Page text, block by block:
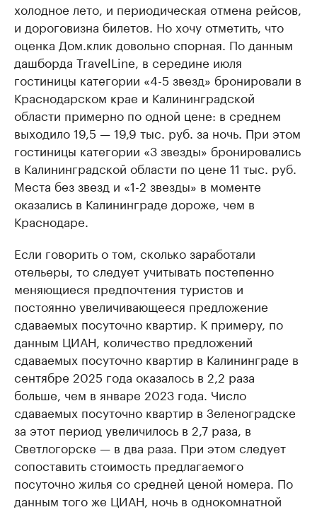
холодное лето, и периодическая отмена рейсов,
и дороговизна билетов. Но хочу отметить, что
оценка Дом.клик довольно спорная. По данным
дашборда TravelLine, в середине июля
гостиницы категории «4-5 звезд» бронировали в
Краснодарском крае и Калининградской
области примерно по одной цене: в среднем
выходило 19,5 — 19,9 тыс. руб. за ночь. При этом
гостиницы категории «3 звезды» бронировались
в Калининградской области по цене 11 тыс. руб.
Места без звезд и «1-2 звезды» в моменте
оказались в Калининграде дороже, чем в
Краснодаре.
Если говорить о том, сколько заработали
отельеры, то следует учитывать постепенно
меняющиеся предпочтения туристов и
постоянно увеличивающееся предложение
сдаваемых посуточно квартир. К примеру, по
данным ЦИАН, количество предложений
сдаваемых посуточно квартир в Калининграде в
сентябре 2025 года оказалось в 2,2 раза
больше, чем в январе 2023 года. Число
сдаваемых посуточно квартир в Зеленоградске
за этот период увеличилось в 2,7 раза, в
Светлогорске — в два раза. При этом следует
сопоставить стоимость предлагаемого
посуточно жилья со средней ценой номера. По
данным того же ЦИАН, ночь в однокомнатной